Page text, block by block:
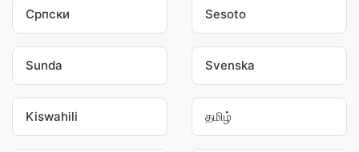
Српски Sesoto
Sunda Svenska
Kiswahili தமிழ்